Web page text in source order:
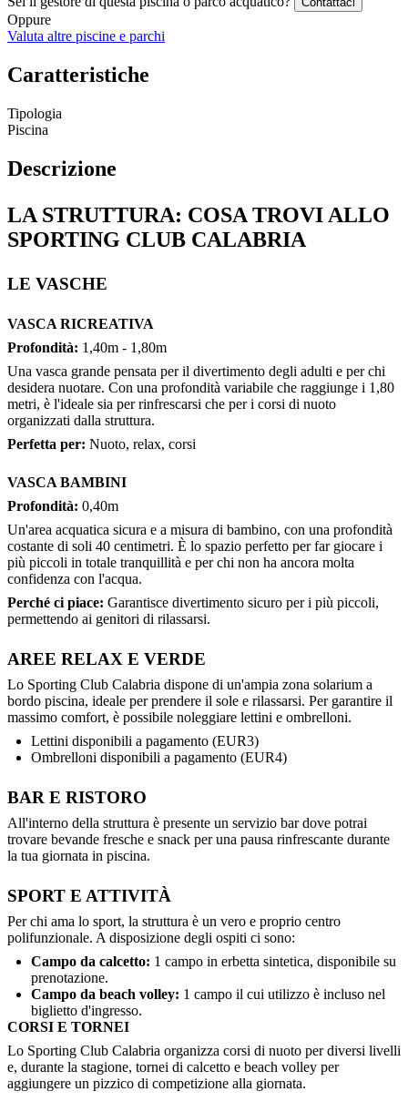
Oppure
Valuta altre piscine e parchi
Caratteristiche
Tipologia
Piscina
Descrizione
LA STRUTTURA: COSA TROVI ALLO
SPORTING CLUB CALABRIA
LE VASCHE
VASCA RICREATIVA
Profondità: 1,40m - 1,80m
Una vasca grande pensata per il divertimento degli adulti e per chi
desidera nuotare. Con una profondità variabile che raggiunge i 1,80
metri, è l'ideale sia per rinfrescarsi che per i corsi di nuoto
organizzati dalla struttura.
Perfetta per: Nuoto, relax, corsi
VASCA BAMBINI
Profondità: 0,40m
Un'area acquatica sicura e a misura di bambino, con una profondità
costante di soli 40 centimetri. È lo spazio perfetto per far giocare i
più piccoli in totale tranquillità e per chi non ha ancora molta
confidenza con l'acqua.
Perché ci piace: Garantisce divertimento sicuro per i più piccoli,
permettendo ai genitori di rilassarsi.
AREE RELAX E VERDE
Lo Sporting Club Calabria dispone di un'ampia zona solarium a
bordo piscina, ideale per prendere il sole e rilassarsi. Per garantire il
massimo comfort, è possibile noleggiare lettini e ombrelloni.
Lettini disponibili a pagamento (EUR3)
Ombrelloni disponibili a pagamento (EUR4)
BAR E RISTORO
All'interno della struttura è presente un servizio bar dove potrai
trovare bevande fresche e snack per una pausa rinfrescante durante
la tua giornata in piscina.
SPORT E ATTIVITÀ
Per chi ama lo sport, la struttura è un vero e proprio centro
polifunzionale. A disposizione degli ospiti ci sono:
Campo da calcetto: 1 campo in erbetta sintetica, disponibile su
prenotazione.
Campo da beach volley: 1 campo il cui utilizzo è incluso nel
biglietto d'ingresso.
CORSI E TORNEI
Lo Sporting Club Calabria organizza corsi di nuoto per diversi livelli
e, durante la stagione, tornei di calcetto e beach volley per
aggiungere un pizzico di competizione alla giornata.